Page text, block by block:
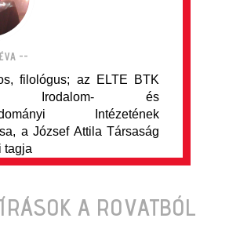
--
filológus; az ELTE BTK
Irodalom- és
Intézetének
a József Attila Társaság
tagja
A ROVATBÓL